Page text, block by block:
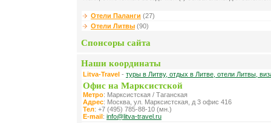
Отели Паланги (27)
Отели Литвы (90)
Спонсоры сайта
Наши координаты
Litva-Travel - туры в Литву, отдых в Литве, отели Литвы,
Офис на Марксистской
Метро: Марксистская / Таганская
Адрес: Москва, ул. Марксистская, д 3 офис 416
Тел: +7 (495) 785-88-10 (мн.)
E-mail: info@litva-travel.ru